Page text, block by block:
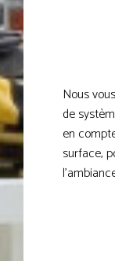
Nous
de
en
surface,